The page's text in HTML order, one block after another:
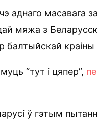
аднаго масавага
мяжа з
балтыйскай краіны
“тут і цяпер”,
ў гэтым